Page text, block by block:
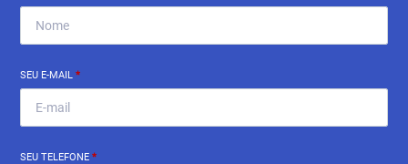
SEU E-MAIL*
SEU TELEFONE*